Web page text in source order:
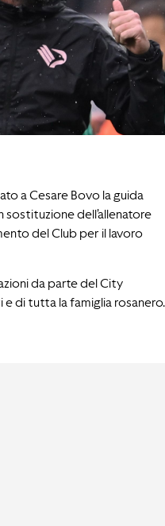
a Cesare Bovo la guida
sostituzione dell’allenatore
del Club per il lavoro
da parte del City
di tutta la famiglia rosanero.